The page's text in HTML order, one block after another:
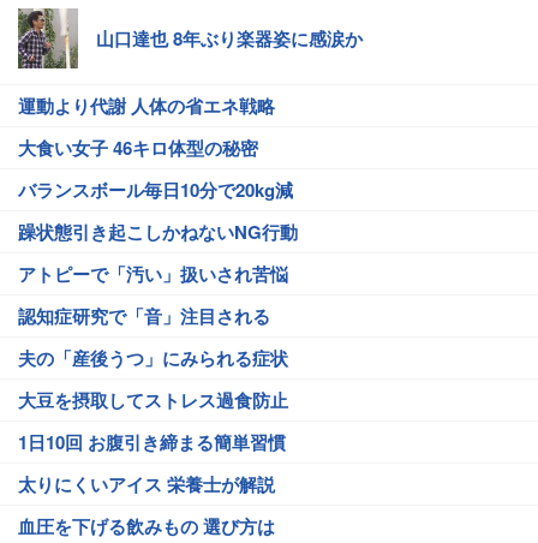
山口達也 8年ぶり楽器姿に感涙か
運動より代謝 人体の省エネ戦略
大食い女子 46キロ体型の秘密
バランスボール毎日10分で20kg減
躁状態引き起こしかねないNG行動
アトピーで「汚い」扱いされ苦悩
認知症研究で「音」注目される
夫の「産後うつ」にみられる症状
大豆を摂取してストレス過食防止
1日10回 お腹引き締まる簡単習慣
太りにくいアイス 栄養士が解説
血圧を下げる飲みもの 選び方は